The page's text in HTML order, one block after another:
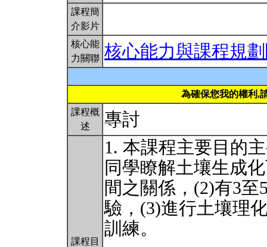
課程簡
介影片
核心能
力關聯 核心能力與課程規
為確保您我的權利,
課程概
述
專討
課程目
1. 本課程主要目的
同學瞭解土壤生成
間之關係，(2)有3
驗，(3)進行土壤理
訓練。